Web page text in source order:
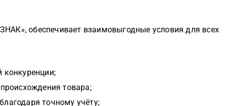
обеспечивает взаимовыгодные условия для всех
конкуренции;
товара;
точному учёту;